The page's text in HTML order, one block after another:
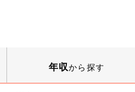
年収から探す